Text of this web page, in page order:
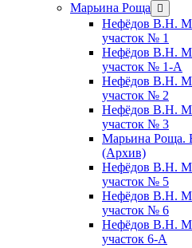
Марьина Роща
открыть
меню
Нефёдов В.Н.
участок № 1
Нефёдов В.Н.
участок № 1-А
Нефёдов В.Н.
участок № 2
Нефёдов В.Н.
участок № 3
Марьина Роща.
(Архив)
Нефёдов В.Н.
участок № 5
Нефёдов В.Н.
участок № 6
Нефёдов В.Н.
участок 6-А